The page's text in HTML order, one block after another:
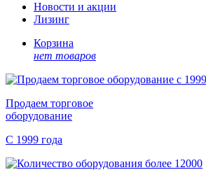
Новости и акции
Лизинг
Корзина
нет товаров
Продаем торговое
оборудование
С 1999 года